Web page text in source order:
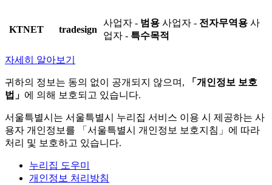
KTNET tradesign
사업자 - 범용 사업자 - 전자무역용 사
업자 - 특수목적
자세히 알아보기
귀하의 정보는 동의 없이 공개되지 않으며,
「개인정보 보호
법」 에 의해 보호되고 있습니다.
서울특별시는 서울특별시 누리집 서비스 이용 시 제공하는 사
용자 개인정보를 「서울특별시 개인정보 보호지침」에 따라
처리 및 보호하고 있습니다.
누리집 도우미
개인정보 처리방침